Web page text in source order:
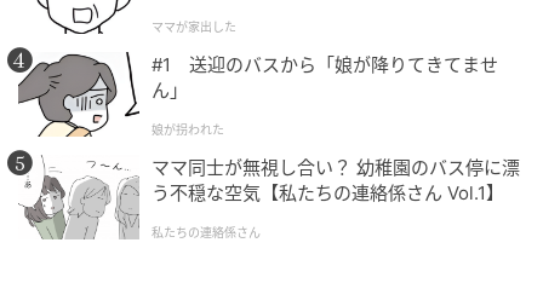
216÷18÷6
=(216/
1)÷(18/ ÷(6/
=(216/1)×(1/18)×(1/6)
を逆にした数を掛ける
(216×1×1)/(1×18×6)←分数の掛け算では 分子どうし、分母ど
うしを掛け合わせる
=216/(18×6)
ママが家出した
#1 送迎のバスから「娘が降りてきてませ
ん」
娘が拐われた
ママ同士が無視し合い？ 幼稚園のバス停に漂
う不穏な空気【私たちの連絡係さん Vol.1】
私たちの連絡係さん